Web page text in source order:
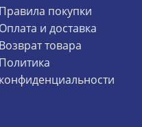
Правила покупки
Оплата и доставка
Возврат товара
Политика
конфиденциальности